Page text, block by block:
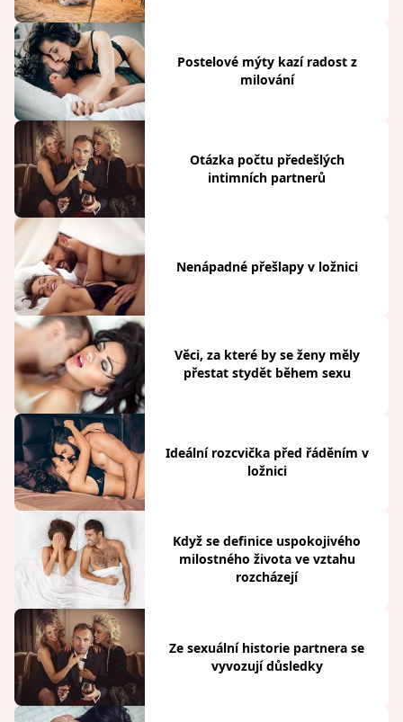
Postelové mýty kazí radost z
milování
Otázka počtu předešlých
intimních partnerů
Nenápadné přešlapy v ložnici
Věci, za které by se ženy měly
přestat stydět během sexu
Ideální rozcvička před řáděním v
ložnici
Když se definice uspokojivého
milostného života ve vztahu
rozcházejí
Ze sexuální historie partnera se
vyvozují důsledky